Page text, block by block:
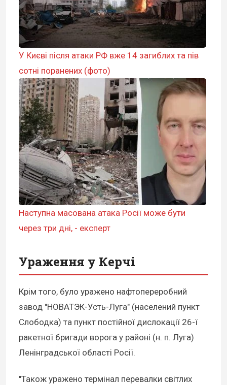
У Києві після атаки РФ вже 14 загиблих та пів
сотні поранених (фото)
Наступна масована атака Росії може бути
через три дні, - експерт
Ураження у Керчі
Крім того, було уражено нафтопереробний
завод "НОВАТЭК-Усть-Луга" (населений пункт
Слободка) та пункт постійної дислокації 26-ї
ракетної бригади ворога у районі (н. п. Луга)
Ленінградської області Росії.
"Також уражено термінал перевалки світлих